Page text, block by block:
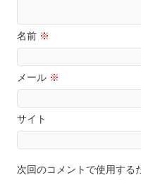
名前 ※
メール ※
サイト
次回のコメントで使用する